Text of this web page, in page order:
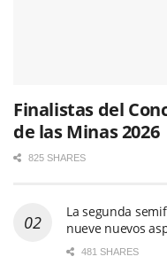
Finalistas del
de las Minas 2026
825 SHARES
La segunda
nueve nuevos
481 SHARES